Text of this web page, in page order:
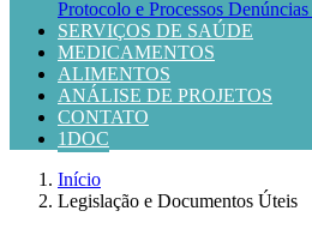
Protocolo e Processos Denúncias
SERVIÇOS DE SAÚDE
MEDICAMENTOS
ALIMENTOS
ANÁLISE DE PROJETOS
CONTATO
1DOC
Início
Legislação e Documentos Úteis